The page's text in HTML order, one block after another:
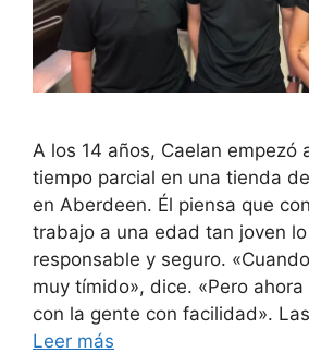
A los 14 años, Caelan empezó
tiempo parcial en una tienda
en Aberdeen. Él piensa que
trabajo a una edad tan joven
responsable y seguro.
muy tímido», dice. «Pero
con la gente con facilidad».
Leer más